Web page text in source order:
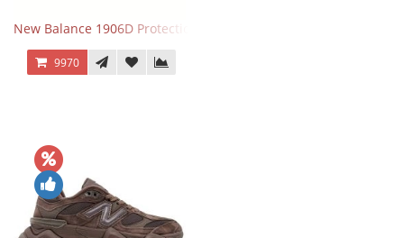
New Balance 1906D Protection Pack Black черные
9970